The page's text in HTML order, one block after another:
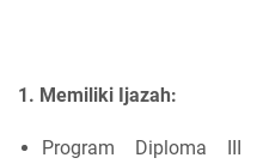
1. Memiliki Ijazah:
Program Diploma III